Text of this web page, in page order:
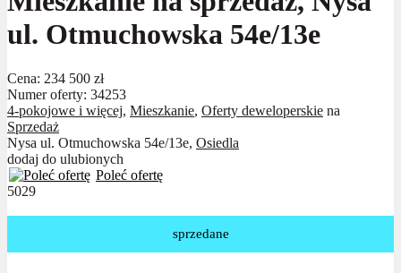
ul. Otmuchowska 54e/13e
Cena: 234 500 zł
Numer oferty: 34253
4-pokojowe i więcej, Mieszkanie, Oferty deweloperskie na
Sprzedaż
Nysa ul. Otmuchowska 54e/13e, Osiedla
dodaj do ulubionych
Poleć ofertę
5029
sprzedane